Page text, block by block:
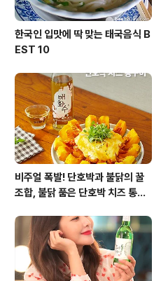
한국인 입맛에 딱 맞는 태국음식 B
EST 10
비주얼 폭발! 단호박과 불닭의 꿀
조합, 불닭 품은 단호박 치즈 통구